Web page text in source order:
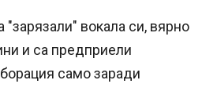
вокала си, вярно
и са предприели
само заради